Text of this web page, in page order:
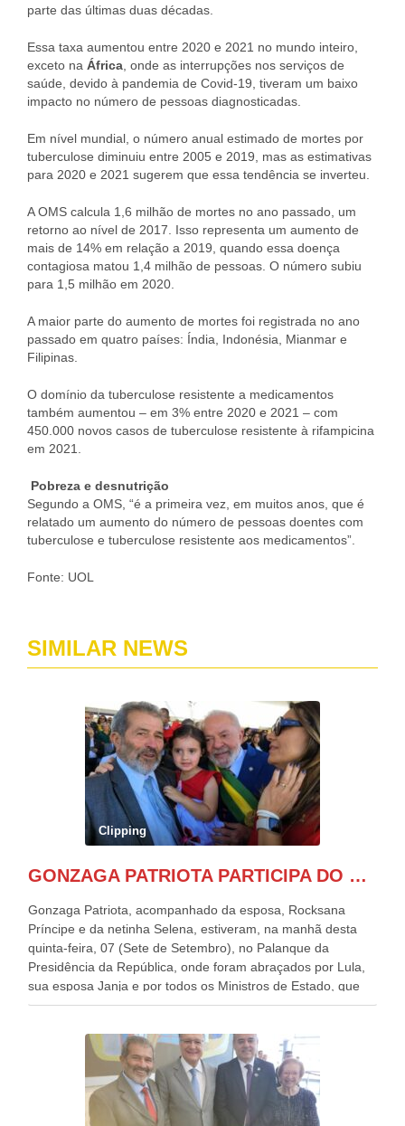
parte das últimas duas décadas.
Essa taxa aumentou entre 2020 e 2021 no mundo inteiro,
exceto na África , onde as interrupções nos serviços de
saúde, devido à pandemia de Covid-19, tiveram um baixo
impacto no número de pessoas diagnosticadas.
Em nível mundial, o número anual estimado de mortes por
tuberculose diminuiu entre 2005 e 2019, mas as estimativas
para 2020 e 2021 sugerem que essa tendência se inverteu.
A OMS calcula 1,6 milhão de mortes no ano passado, um
retorno ao nível de 2017. Isso representa um aumento de
mais de 14% em relação a 2019, quando essa doença
contagiosa matou 1,4 milhão de pessoas. O número subiu
para 1,5 milhão em 2020.
A maior parte do aumento de mortes foi registrada no ano
passado em quatro países: Índia, Indonésia, Mianmar e
Filipinas.
O domínio da tuberculose resistente a medicamentos
também aumentou – em 3% entre 2020 e 2021 – com
450.000 novos casos de tuberculose resistente à rifampicina
em 2021.
Pobreza e desnutrição
Segundo a OMS, “é a primeira vez, em muitos anos, que é
relatado um aumento do número de pessoas doentes com
tuberculose e tuberculose resistente aos medicamentos”.
Fonte: UOL
SIMILAR NEWS
Clipping
GONZAGA PATRIOTA PARTICIPA DO DESFILE DA INDEPENDÊNCIA NO PALANQUE DA PRESIDÊNCIA DA REPÚBLICA E É ABRAÇADO POR LULA E POR GERALDO ALCKMIN.
Gonzaga Patriota, acompanhado da esposa, Rocksana
Príncipe e da netinha Selena, estiveram, na manhã desta
quinta-feira, 07 (Sete de Setembro), no Palanque da
Presidência da República, onde foram abraçados por Lula,
sua esposa Janja e por todos os Ministros de Estado, que
estavam presentes, nos Desfiles da Independência da
outros desfiles, na Esplanada dos Ministérios, disse ter sido
o deste ano, o maior e o mais organizado de todos. “Há
quatro décadas, como Patriota até no nome, participo
anualmente dos desfiles de Sete de Setembro, na
Esplanada dos Ministérios, em Brasília. Este ano, o governo